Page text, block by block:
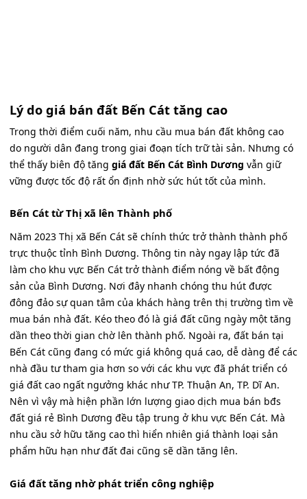
Lý do giá bán đất Bến Cát tăng cao
Trong thời điểm cuối năm, nhu cầu mua bán đất không cao
do người dân đang trong giai đoạn tích trữ tài sản. Nhưng có
thể thấy biên độ tăng giá đất Bến Cát Bình Dương vẫn giữ
vững được tốc độ rất ổn định nhờ sức hút tốt của mình.
Bến Cát từ Thị xã lên Thành phố
Năm 2023 Thị xã Bến Cát sẽ chính thức trở thành thành phố
trực thuộc tỉnh Bình Dương. Thông tin này ngay lập tức đã
làm cho khu vực Bến Cát trở thành điểm nóng về bất động
sản của Bình Dương. Nơi đây nhanh chóng thu hút được
đông đảo sự quan tâm của khách hàng trên thị trường tìm về
mua bán nhà đất. Kéo theo đó là giá đất cũng ngày một tăng
dần theo thời gian chờ lên thành phố. Ngoài ra, đất bán tại
Bến Cát cũng đang có mức giá không quá cao, dễ dàng để các
nhà đầu tư tham gia hơn so với các khu vực đã phát triển có
giá đất cao ngất ngưởng khác như TP. Thuận An, TP. Dĩ An.
Nên vì vậy mà hiện phần lớn lượng giao dịch mua bán bđs
đất giá rẻ Bình Dương đều tập trung ở khu vực Bến Cát. Mà
nhu cầu sở hữu tăng cao thì hiển nhiên giá thành loại sản
phẩm hữu hạn như đất đai cũng sẽ dần tăng lên.
Giá đất tăng nhờ phát triển công nghiệp